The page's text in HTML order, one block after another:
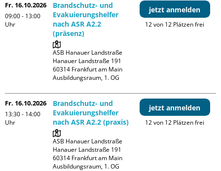
Fr. 16.10.2026
09:00 - 13:00
Uhr
Brandschutz- und
Evakuierungshelfer
nach ASR A2.2
(präsenz)
ASB Hanauer Landstraße
Hanauer Landstraße 191
60314 Frankfurt am Main
Ausbildungsraum, 1. OG
jetzt anmelden
12 von 12 Plätzen frei
Fr. 16.10.2026
13:30 - 14:00
Uhr
Brandschutz- und
Evakuierungshelfer
nach ASR A2.2 (praxis)
ASB Hanauer Landstraße
Hanauer Landstraße 191
60314 Frankfurt am Main
Ausbildungsraum, 1. OG
jetzt anmelden
12 von 12 Plätzen frei